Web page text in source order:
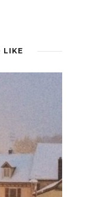
LIKE